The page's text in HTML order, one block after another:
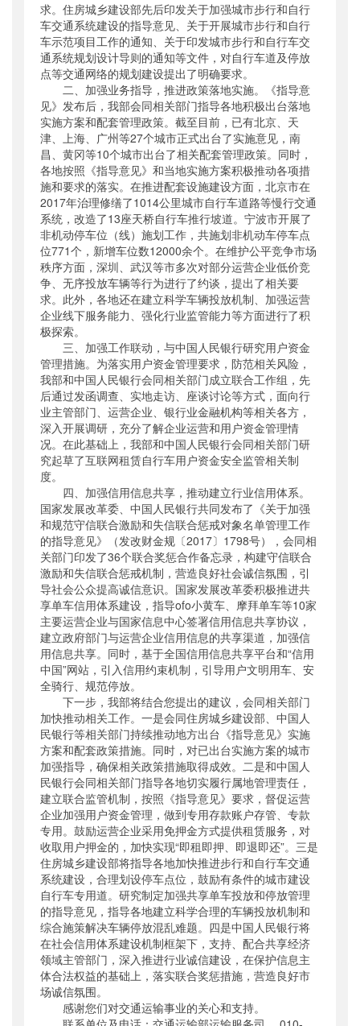
求。住房城乡建设部先后印发关于加强城市步行和自行
车交通系统建设的指导意见、关于开展城市步行和自行
车示范项目工作的通知、关于印发城市步行和自行车交
通系统规划设计导则的通知等文件，对自行车道及停放
点等交通网络的规划建设提出了明确要求。
二、加强业务指导，推进政策落地实施。《指导意
见》发布后，我部会同相关部门指导各地积极出台落地
实施方案和配套管理政策。截至目前，已有北京、天
津、上海、广州等27个城市正式出台了实施意见，南
昌、黄冈等10个城市出台了相关配套管理政策。同时，
各地按照《指导意见》和当地实施方案积极推动各项措
施和要求的落实。在推进配套设施建设方面，北京市在
2017年治理修缮了1014公里城市自行车道路等慢行交通
系统，改造了13座天桥自行车推行坡道。宁波市开展了
非机动停车位（线）施划工作，共施划非机动车停车点
位771个，新增车位数12000余个。在维护公平竞争市场
秩序方面，深圳、武汉等市多次对部分运营企业低价竞
争、无序投放车辆等行为进行了约谈，提出了相关要
求。此外，各地还在建立科学车辆投放机制、加强运营
企业线下服务能力、强化行业监管能力等方面进行了积
极探索。
三、加强工作联动，与中国人民银行研究用户资金
管理措施。为落实用户资金管理要求，防范相关风险，
我部和中国人民银行会同相关部门成立联合工作组，先
后通过发函调查、实地走访、座谈讨论等方式，面向行
业主管部门、运营企业、银行业金融机构等相关各方，
深入开展调研，充分了解企业运营和用户资金管理情
况。在此基础上，我部和中国人民银行会同相关部门研
究起草了互联网租赁自行车用户资金安全监管相关制
度。
四、加强信用信息共享，推动建立行业信用体系。
国家发展改革委、中国人民银行共同发布了《关于加强
和规范守信联合激励和失信联合惩戒对象名单管理工作
的指导意见》（发改财金规〔2017〕1798号），会同相
关部门印发了36个联合奖惩合作备忘录，构建守信联合
激励和失信联合惩戒机制，营造良好社会诚信氛围，引
导社会公众提高诚信意识。国家发展改革委积极推进共
享单车信用体系建设，指导ofo小黄车、摩拜单车等10家
主要运营企业与国家信息中心签署信用信息共享协议，
建立政府部门与运营企业信用信息的共享渠道，加强信
用信息共享。同时，基于全国信用信息共享平台和“信用
中国”网站，引入信用约束机制，引导用户文明用车、安
全骑行、规范停放。
下一步，我部将结合您提出的建议，会同相关部门
加快推动相关工作。一是会同住房城乡建设部、中国人
民银行等相关部门持续推动地方出台《指导意见》实施
方案和配套政策措施。同时，对已出台实施方案的城市
加强指导，确保相关政策措施取得成效。二是和中国人
民银行会同相关部门指导各地切实履行属地管理责任，
建立联合监管机制，按照《指导意见》要求，督促运营
企业加强用户资金管理，做到专用存款账户存管、专款
专用。鼓励运营企业采用免押金方式提供租赁服务，对
收取用户押金的，加快实现“即租即押、即退即还”。三是
住房城乡建设部将指导各地加快推进步行和自行车交通
系统建设，合理划设停车点位，鼓励有条件的城市建设
自行车专用道。研究制定加强共享单车投放和停放管理
的指导意见，指导各地建立科学合理的车辆投放机制和
综合施策解决车辆停放混乱难题。四是中国人民银行将
在社会信用体系建设机制框架下，支持、配合共享经济
领域主管部门，深入推进行业诚信建设，在保护信息主
体合法权益的基础上，落实联合奖惩措施，营造良好市
场诚信氛围。
感谢您们对交通运输事业的关心和支持。